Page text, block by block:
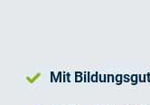
Mit